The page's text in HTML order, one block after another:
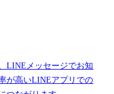
LINEメッセージでお知
が高いLINEアプリでの